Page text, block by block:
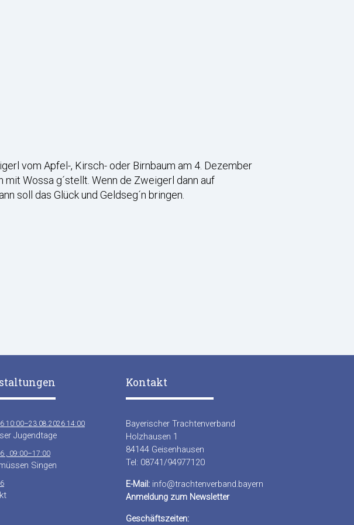
vom Apfel-, Kirsch- oder Birnbaum am 4. Dezember
mit Wossa g´stellt. Wenn de Zweigerl dann auf
soll das Glück und Geldseg´n bringen.
10:00–23.08.2026 14:00
Jugendtage
, 09:00–17:00
Singen
Kontakt
Bayerischer Trachtenverband
Holzhausen 1
84144 Geisenhausen
Tel: 08741/94977120
E-Mail: info@trachtenverband.bayern
Anmeldung zum Newsletter
Geschäftszeiten: